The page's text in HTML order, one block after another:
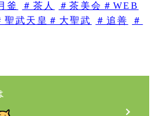
釜 ＃茶人
＃茶美会＃WEB
聖武天皇＃大聖武 ＃追善
＃